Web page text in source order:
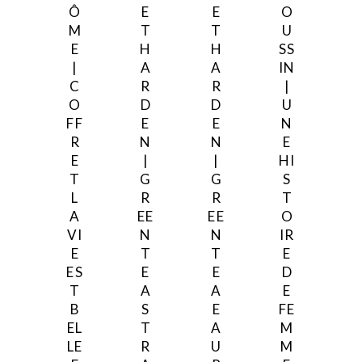
Ô
M
E
|
C
O
FF
R
E
T
L
A
VI
E
ES
T
B
EL
LE
E
T
H
A
R
D
E
N
|
G
R
EE
N
T
E
A
S
T
R
E
T
H
A
R
D
E
N
|
G
R
EE
N
T
E
A
E
A
U
O
U
SS
IN
|
U
N
E
HI
S
T
O
IR
E
D
E
FE
M
M